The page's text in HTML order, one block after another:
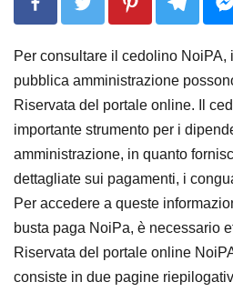
Per consultare il cedolino NoiPA,
pubblica amministrazione
Riservata del portale online. Il
importante strumento per i
amministrazione, in quanto
dettagliate sui pagamenti, i
Per accedere a queste
busta paga NoiPa, è necessario
Riservata del portale online
consiste in due pagine